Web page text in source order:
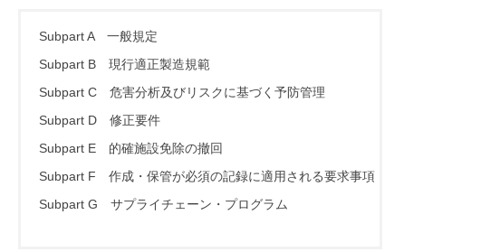
Subpart A 一般規定
Subpart B 現行適正製造規範
Subpart C 危害分析及びリスクに基づく予防管理
Subpart D 修正要件
Subpart E 的確施設免除の撤回
Subpart F 作成・保管が必須の記録に適用される要求事項
Subpart G サプライチェーン・プログラム